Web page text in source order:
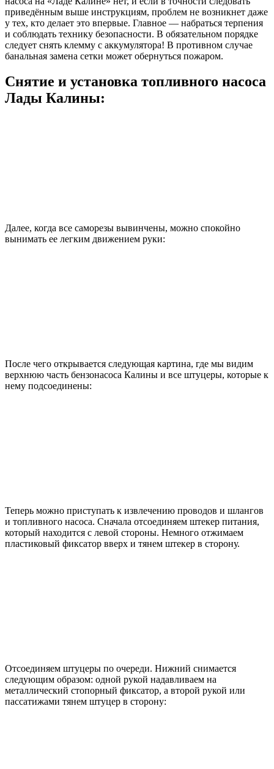
приведённым выше инструкциям, проблем не возникнет даже
у тех, кто делает это впервые. Главное — набраться терпения
и соблюдать технику безопасности. В обязательном порядке
следует снять клемму с аккумулятора! В противном случае
банальная замена сетки может обернуться пожаром.
Снятие и установка топливного насоса
Лады Калины:
Далее, когда все саморезы вывинчены, можно спокойно
вынимать ее легким движением руки:
После чего открывается следующая картина, где мы видим
верхнюю часть бензонасоса Калины и все штуцеры, которые к
нему подсоединены:
Теперь можно приступать к извлечению проводов и шлангов
и топливного насоса. Сначала отсоединяем штекер питания,
который находится с левой стороны. Немного отжимаем
пластиковый фиксатор вверх и тянем штекер в сторону.
Отсоединяем штуцеры по очереди. Нижний снимается
следующим образом: одной рукой надавливаем на
металлический стопорный фиксатор, а второй рукой или
пассатижами тянем штуцер в сторону: